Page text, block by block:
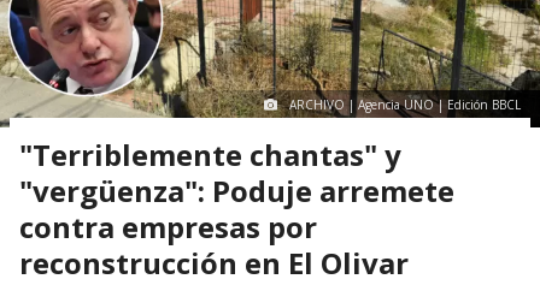
ARCHIVO | Agencia UNO | Edición BBCL
"Terriblemente chantas" y
"vergüenza": Poduje arremete
contra empresas por
reconstrucción en El Olivar